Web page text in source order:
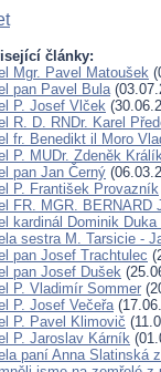
články:
Mgr. Pavel Matoušek
pan Pavel Bula
P. Josef Vlček
R. D. RNDr. Karel
fr. Benedikt il Moro
P. MUDr. Zdeněk
pan Jan Černý
P. František Provazník
FR. MGR. BERNARD
kardinál Dominik Duka
sestra M. Tarsicie -
pan Josef Trachtulec
pan Josef Dušek
P. Vladimír Sommer
P. Josef Večeřa
P. Pavel Klimovič
P. Jaroslav Kárník
paní Anna Slatinská